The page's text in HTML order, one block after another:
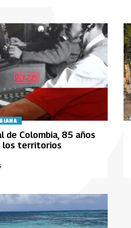
de Colombia, 85 años
los territorios